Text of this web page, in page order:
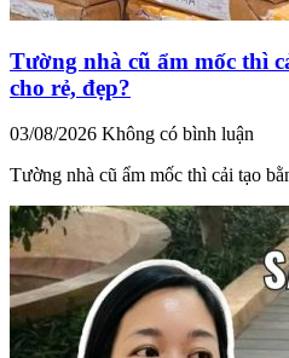
Tường nhà cũ ẩm mốc thì
cho rẻ, đẹp?
03/08/2026 Không có bình luận
Tường nhà cũ ẩm mốc thì cải tạo